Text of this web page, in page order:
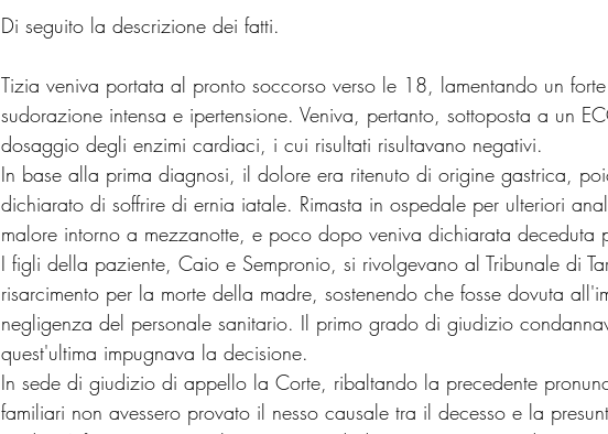
Di seguito la descrizione dei fatti.
Tizia veniva portata al pronto soccorso verso le 18, lamentando un
sudorazione intensa e ipertensione. Veniva, pertanto, sottoposta a un
dosaggio degli enzimi cardiaci, i cui risultati risultavano negativi.
In base alla prima diagnosi, il dolore era ritenuto di origine gastrica,
dichiarato di soffrire di ernia iatale. Rimasta in ospedale per ulteriori
malore intorno a mezzanotte, e poco dopo veniva dichiarata deceduta
I figli della paziente, Caio e Sempronio, si rivolgevano al Tribunale di
risarcimento per la morte della madre, sostenendo che fosse dovuta
negligenza del personale sanitario. Il primo grado di giudizio
quest'ultima impugnava la decisione.
In sede di giudizio di appello la Corte, ribaltando la precedente
familiari non avessero provato il nesso causale tra il decesso e la